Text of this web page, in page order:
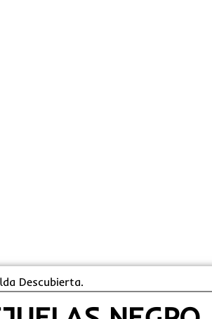
Descubierta.